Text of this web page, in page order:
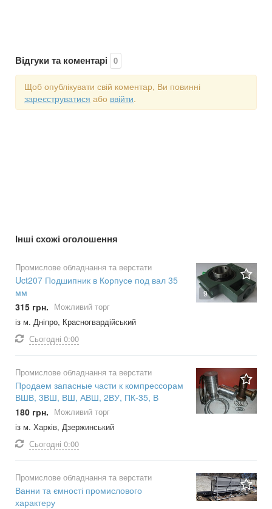
Відгуки та коментарі 0
Щоб опублікувати свій коментар, Ви повинні
зареєструватися або ввійти.
Інші схожі оголошення
9
Промислове обладнання та верстати
Uct207 Подшипник в Корпусе под вал 35
мм
315 грн. Можливий торг
із м. Дніпро, Красногвардійський
Сьогодні 0:00
Промислове обладнання та верстати
Продаем запасные части к компрессорам
ВШВ, 3ВШ, ВШ, АВШ, 2ВУ, ПК-35, В
180 грн. Можливий торг
із м. Харків, Дзержинський
Сьогодні 0:00
Промислове обладнання та верстати
Ванни та ємності промислового
характеру